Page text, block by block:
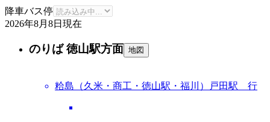
降車バス停
2026年8月8日 現在
のりば 徳山駅方面 地図
粭島（久米・商工・徳山駅・福川）戸田駅 行